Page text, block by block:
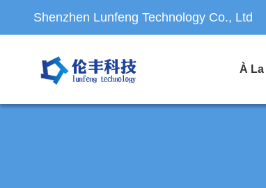
Shenzhen Lunfeng Technology Co., Ltd
À